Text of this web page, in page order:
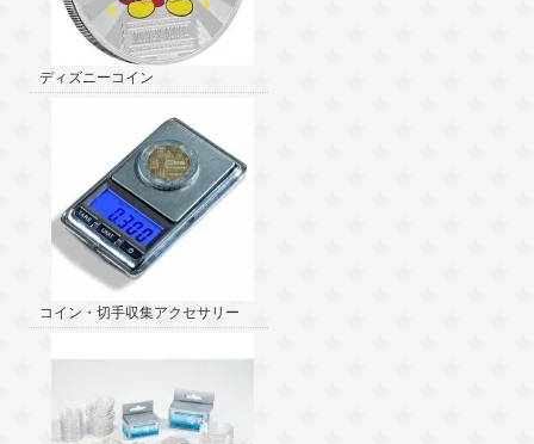
ディズニーコイン
コイン・切手収集アクセサリー